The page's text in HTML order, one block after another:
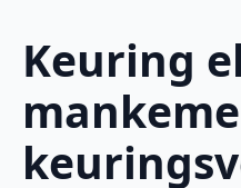
Keuring